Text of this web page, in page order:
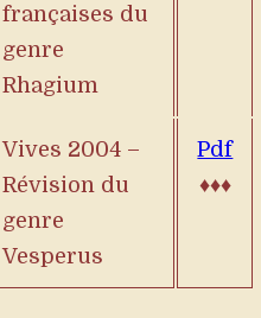
françaises du
genre
Rhagium
Vives 2004 –
Révision du
genre
Vesperus
Pdf
♦♦♦